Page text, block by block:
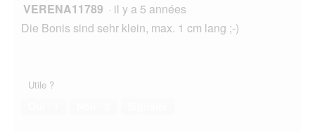
VERENA11789 · il y a 5 années
Die Bonis sind sehr klein, max. 1 cm lang ;-)
Utile ?